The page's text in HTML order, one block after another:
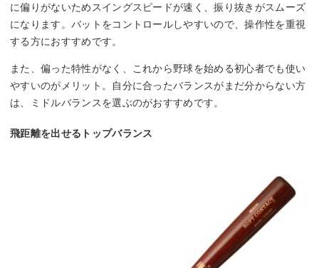
に偏りがないためスイングスピードが速く、振り抜きがスムーズ
になります。バットをコントロールしやすいので、操作性を重視
する方におすすめです。
また、偏った特性がなく、これから野球を始める初心者でも使い
やすいのがメリット。自分に合ったバランスがまだ分からない方
は、ミドルバランスを選ぶのがおすすめです。
飛距離を出せるトップバランス